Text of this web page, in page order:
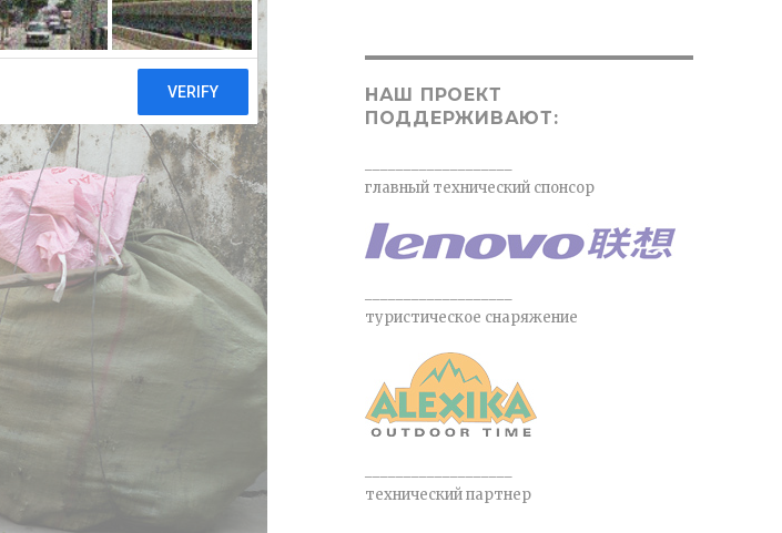
НАШ ПРОЕКТ
ПОДДЕРЖИВАЮТ:
главный технический спонсор
туристическое снаряжение
технический партнер